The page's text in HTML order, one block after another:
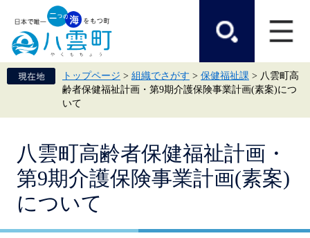
頭
で
飛
ば
本
トップページ > 組織でさがす > 保健福祉課 > 八雲町高
齢者保健福祉計画・第9期介護保険事業計画(素案)につ
いて
八雲町高齢者保健福祉計画・
第9期介護保険事業計画(素案)
について